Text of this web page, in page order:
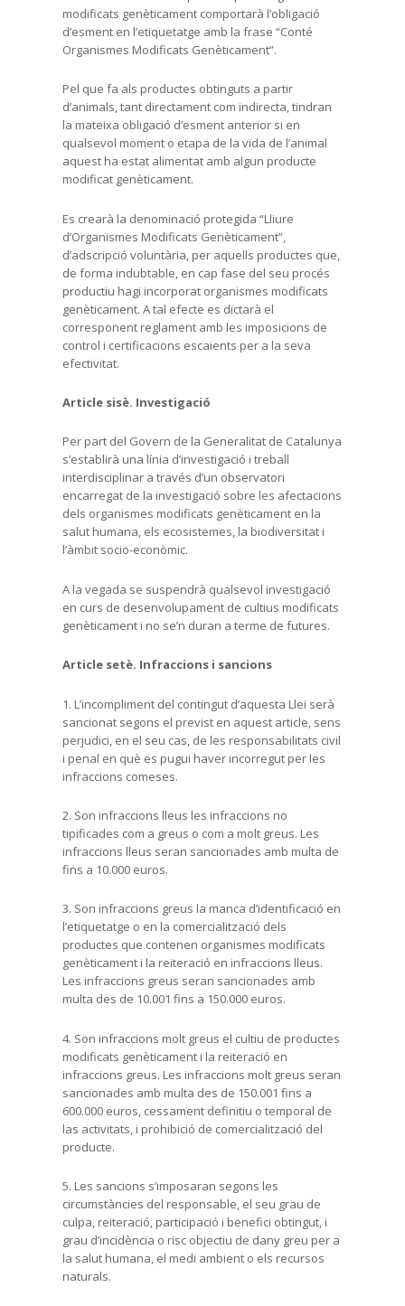
modificats genèticament comportarà l’obligació
d’esment en l’etiquetatge amb la frase “Conté
Organismes Modificats Genèticament”.
Pel que fa als productes obtinguts a partir
d’animals, tant directament com indirecta, tindran
la mateixa obligació d’esment anterior si en
qualsevol moment o etapa de la vida de l’animal
aquest ha estat alimentat amb algun producte
modificat genèticament.
Es crearà la denominació protegida “Lliure
d’Organismes Modificats Genèticament”,
d’adscripció voluntària, per aquells productes que,
de forma indubtable, en cap fase del seu procés
productiu hagi incorporat organismes modificats
genèticament. A tal efecte es dictarà el
corresponent reglament amb les imposicions de
control i certificacions escaients per a la seva
efectivitat.
Article sisè. Investigació
Per part del Govern de la Generalitat de Catalunya
s’establirà una línia d’investigació i treball
interdisciplinar a través d’un observatori
encarregat de la investigació sobre les afectacions
dels organismes modificats genèticament en la
salut humana, els ecosistemes, la biodiversitat i
l’àmbit socio-econòmic.
A la vegada se suspendrà qualsevol investigació
en curs de desenvolupament de cultius modificats
genèticament i no se’n duran a terme de futures.
Article setè. Infraccions i sancions
1. L’incompliment del contingut d’aquesta Llei serà
sancionat segons el previst en aquest article, sens
perjudici, en el seu cas, de les responsabilitats civil
i penal en què es pugui haver incorregut per les
infraccions comeses.
2. Son infraccions lleus les infraccions no
tipificades com a greus o com a molt greus. Les
infraccions lleus seran sancionades amb multa de
fins a 10.000 euros.
3. Son infraccions greus la manca d’identificació en
l’etiquetatge o en la comercialització dels
productes que contenen organismes modificats
genèticament i la reiteració en infraccions lleus.
Les infraccions greus seran sancionades amb
multa des de 10.001 fins a 150.000 euros.
4. Son infraccions molt greus el cultiu de productes
modificats genèticament i la reiteració en
infraccions greus. Les infraccions molt greus seran
sancionades amb multa des de 150.001 fins a
600.000 euros, cessament definitiu o temporal de
las activitats, i prohibició de comercialització del
producte.
5. Les sancions s’imposaran segons les
circumstàncies del responsable, el seu grau de
culpa, reiteració, participació i benefici obtingut, i
grau d’incidència o risc objectiu de dany greu per a
la salut humana, el medi ambient o els recursos
naturals.